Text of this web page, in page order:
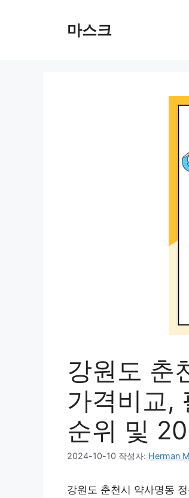
마스크
강원도 춘
가격비교,
순위 및
2024-10-10 작성자: Herman
강원도 춘천시 약사명동